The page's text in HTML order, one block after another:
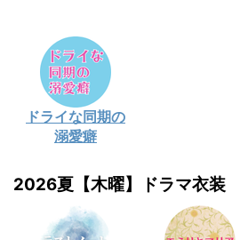
ドライな同期の
溺愛癖
2026夏【木曜】ドラマ衣装